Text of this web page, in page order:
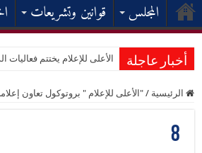
المجلس قوانين وتشريعات
أخبار عاجلة الأعلى للإعلام يختتم فعاليات
الرئيسية / "الأعلى للإعلام " بروتوكول تعاون
8